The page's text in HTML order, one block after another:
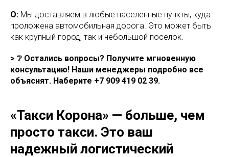
О: Мы доставляем в любые населенные пункты, куда
проложена автомобильная дорога. Это может быть
как крупный город, так и небольшой поселок.
> ❔ Остались вопросы? Получите мгновенную
консультацию! Наши менеджеры подробно все
объяснят. Наберите +7 909 419 02 39.
«Такси Корона» — больше, чем
просто такси. Это ваш
надежный логистический